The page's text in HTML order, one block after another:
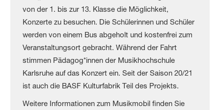
von der 1. bis zur 13. Klasse die Möglichkeit,
Konzerte zu besuchen. Die Schülerinnen und Schüler
werden von einem Bus abgeholt und kostenfrei zum
Veranstaltungsort gebracht. Während der Fahrt
stimmen Pädagog*innen der Musikhochschule
Karlsruhe auf das Konzert ein. Seit der Saison 20/21
ist auch die BASF Kulturfabrik Teil des Projekts.
Weitere Informationen zum Musikmobil finden Sie